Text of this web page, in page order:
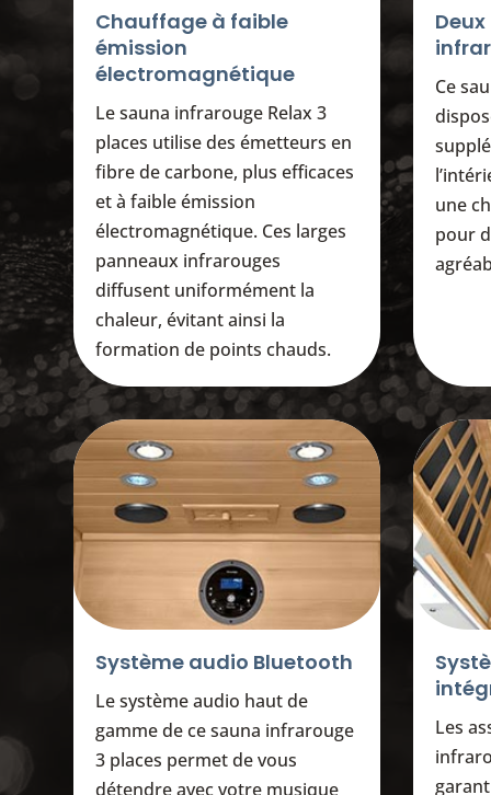
Chauffage à faible
émission
électromagnétique
Le sauna infrarouge Relax 3
places utilise des émetteurs en
fibre de carbone, plus efficaces
et à faible émission
électromagnétique. Ces larges
panneaux infrarouges
diffusent uniformément la
chaleur, évitant ainsi la
formation de points chauds.
Ce
une
pour
Système audio Bluetooth
Le système audio haut de
gamme de ce sauna infrarouge
3 places permet de vous
détendre avec votre musique
Les